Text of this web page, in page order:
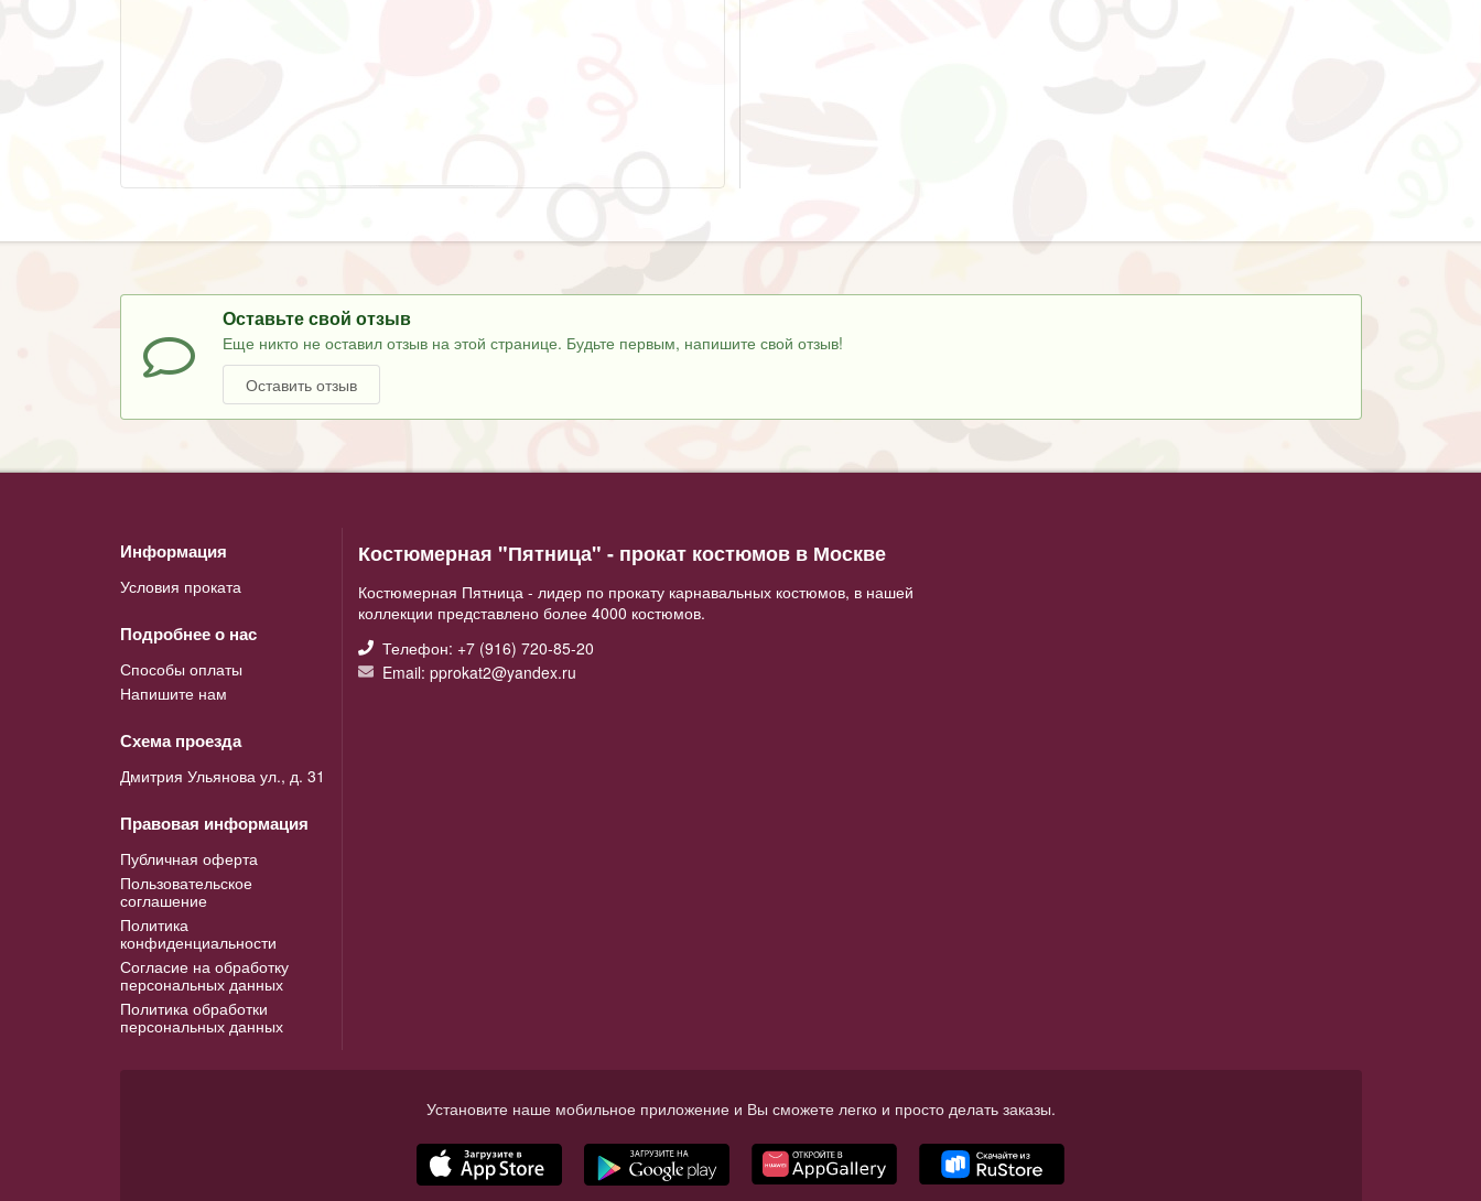
Оставьте свой отзыв
Еще никто не оставил отзыв на этой странице. Будьте первым, напишите свой отзыв!
Оставить отзыв
Информация
Условия проката
Подробнее о нас
Способы оплаты
Напишите нам
Схема проезда
Дмитрия Ульянова ул., д. 31
Правовая информация
Публичная оферта
Пользовательское
соглашение
Политика
конфиденциальности
Согласие на обработку
персональных данных
Политика обработки
персональных данных
Костюмерная "Пятница" - прокат костюмов в Москве
Костюмерная Пятница - лидер по прокату карнавальных костюмов, в нашей
коллекции представлено более 4000 костюмов.
Телефон: +7 (916) 720-85-20
Email: pprokat2@yandex.ru
Установите наше мобильное приложение и Вы сможете легко и просто делать заказы.